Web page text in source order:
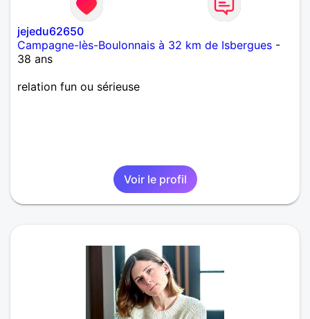
jejedu62650
Campagne-lès-Boulonnais à 32 km de Isbergues -
38 ans
relation fun ou sérieuse
Voir le profil